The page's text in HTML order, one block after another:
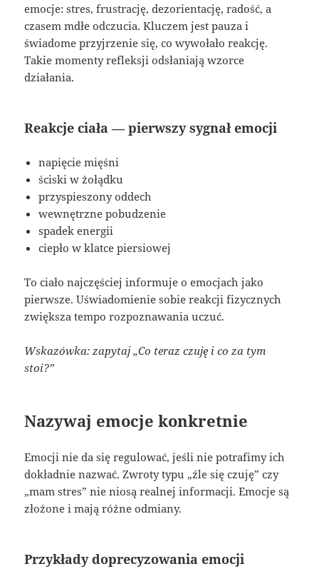
emocje: stres, frustrację, dezorientację, radość, a
czasem mdłe odczucia. Kluczem jest pauza i
świadome przyjrzenie się, co wywołało reakcję.
Takie momenty refleksji odsłaniają wzorce
działania.
Reakcje ciała — pierwszy sygnał emocji
napięcie mięśni
ściski w żołądku
przyspieszony oddech
wewnętrzne pobudzenie
spadek energii
ciepło w klatce piersiowej
To ciało najczęściej informuje o emocjach jako
pierwsze. Uświadomienie sobie reakcji fizycznych
zwiększa tempo rozpoznawania uczuć.
Wskazówka: zapytaj „Co teraz czuję i co za tym
stoi?”
Nazywaj emocje konkretnie
Emocji nie da się regulować, jeśli nie potrafimy ich
dokładnie nazwać. Zwroty typu „źle się czuję” czy
„mam stres” nie niosą realnej informacji. Emocje są
złożone i mają różne odmiany.
Przykłady doprecyzowania emocji